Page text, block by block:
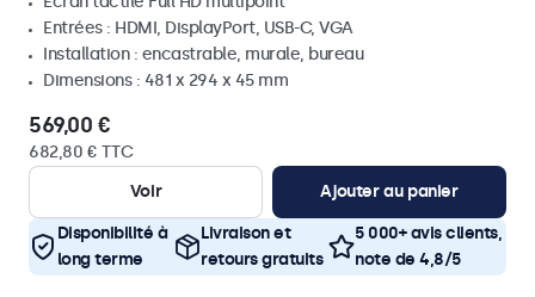
Entrées : HDMI, DisplayPort, USB-C, VGA
Installation : encastrable, murale, bureau
Dimensions : 481 x 294 x 45 mm
569,00 €
682,80 € TTC
Voir
Ajouter au panier
Disponibilité à
long terme
Livraison et
retours gratuits
5 000+ avis clients,
note de 4,8/5